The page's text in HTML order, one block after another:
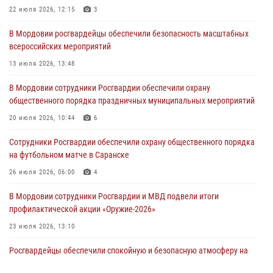
Росгвардии за июль
Сотрудники Росгвардии задержали жителя региона за нанесение
телесных повреждений соседу
Команда Управления Росгвардии по Республике Мордовия приняла
участие в чемпионате Приволжского округа по мини-футболу
22 июля 2026, 12:15 3
В Мордовии росгвардейцы обеспечили безопасность масштабных
всероссийских мероприятий
13 июля 2026, 13:48
В Мордовии сотрудники Росгвардии обеспечили охрану
общественного порядка праздничных муниципальных мероприятий
20 июля 2026, 10:44 6
Сотрудники Росгвардии обеспечили охрану общественного порядка
на футбольном матче в Саранске
26 июля 2026, 06:00 4
В Мордовии сотрудники Росгвардии и МВД подвели итоги
профилактической акции «Оружие‑2026»
23 июля 2026, 13:10
Росгвардейцы обеспечили спокойную и безопасную атмосферу на